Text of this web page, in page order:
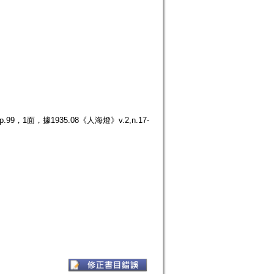
，1面，據1935.08《人海燈》v.2,n.17-